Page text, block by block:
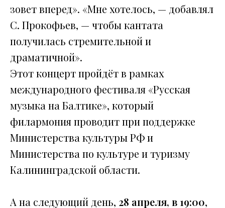
зовет вперед». «Мне хотелось, — добавлял
С. Прокофьев, — чтобы кантата
получилась стремительной и
драматичной».
Этот концерт пройдёт в рамках
международного фестиваля «Русская
музыка на Балтике», который
филармония проводит при поддержке
Министерства культуры РФ и
Министерства по культуре и туризму
Калининградской области.
А на следующий день, 28 апреля, в 19:00,